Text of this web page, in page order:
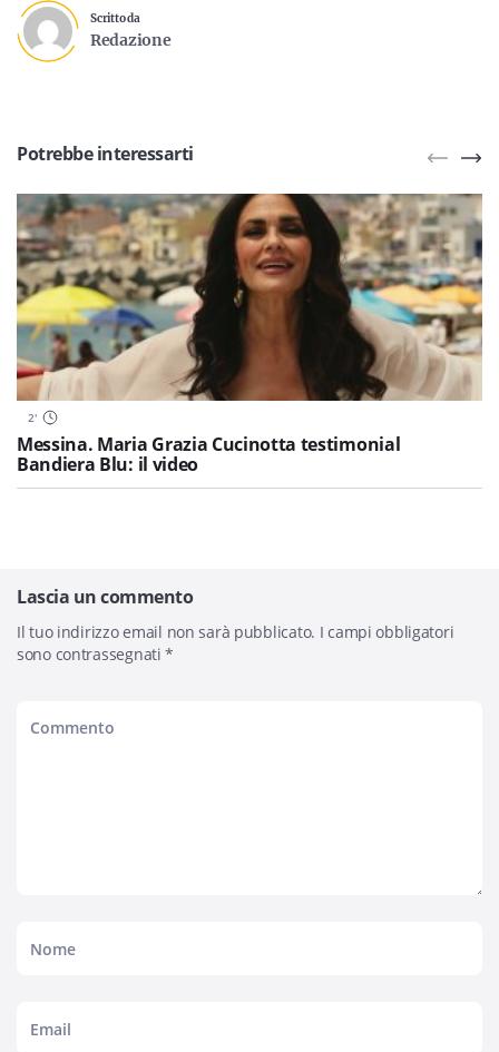
Scritto da
Redazione
Potrebbe interessarti
2'
Messina. Maria Grazia Cucinotta testimonial
Bandiera Blu: il video
Lascia un commento
Il tuo indirizzo email non sarà pubblicato. I campi obbligatori
sono contrassegnati*